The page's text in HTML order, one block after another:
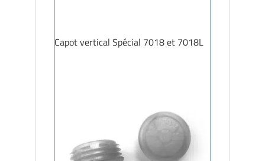
Capot vertical Spécial 7018 et 7018L